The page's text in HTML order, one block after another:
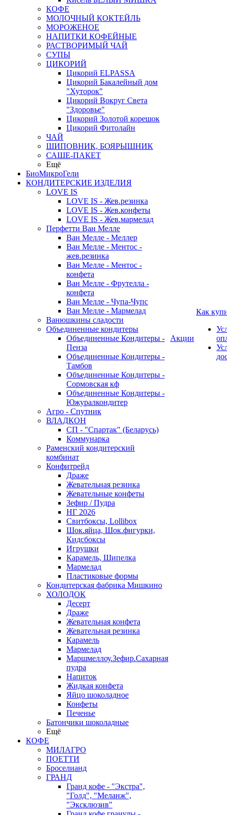
КОФЕ
МОЛОЧНЫЙ КОКТЕЙЛЬ
МОРОЖЕНОЕ
НАПИТКИ КОФЕЙНЫЕ
РАСТВОРИМЫЙ ЧАЙ
СУПЫ
ЦИКОРИЙ
Цикорий ELPASSA
Цикорий Бакалейный дом
"Хуторок"
Цикорий Вокруг Света
"Здоровье"
Цикорий Золотой корешок
Цикорий Фитолайн
ЧАЙ
ШИПОВНИК, БОЯРЫШНИК
САШЕ-ПАКЕТ
Ещё
БиоМикроГели
КОНДИТЕРСКИЕ ИЗДЕЛИЯ
LOVE IS
LOVE IS - Жев.резинка
LOVE IS - Жев.конфеты
LOVE IS - Жев.мармелад
Перфетти Ван Мелле
Ван Мелле - Меллер
Ван Мелле - Ментос -
жев.резинка
Ван Мелле - Ментос -
конфета
Ван Мелле - Фрутелла -
конфета
Ван Мелле - Чупа-Чупс
Ван Мелле - Мармелад
Ванюшкины сладости
Объединенные кондитеры
Объединенные Кондитеры -
Пенза
Объединенные Кондитеры -
Тамбов
Объединенные Кондитеры -
Сормовская кф
Объединенные Кондитеры -
Южуралкондитер
Агро - Спутник
ВЛАДКОН
СП - "Спартак" (Беларусь)
Коммунарка
Раменский кондитерский
комбинат
Конфитрейд
Драже
Жевательная резинка
Жевательные конфеты
Зефир / Пудра
НГ 2026
Свитбоксы, Lollibox
Шок.яйца, Шок.фигурки,
Кидсбоксы
Игрушки
Карамель, Шипелка
Мармелад
Пластиковые формы
Кондитерская фабрика Мишкино
ХОЛОДОК
Десерт
Драже
Жевательная конфета
Жевательная резинка
Карамель
Мармелад
Маршмеллоу.Зефир.Сахарная
пудра
Напиток
Жидкая конфета
Яйцо шоколадное
Конфеты
Печенье
Батончики шоколадные
Ещё
КОФЕ
МИЛАГРО
ПОЕТТИ
Броселианд
ГРАНД
Гранд кофе - "Экстра",
"Голд", "Меланж",
"Эксклюзив"
Акции
Как